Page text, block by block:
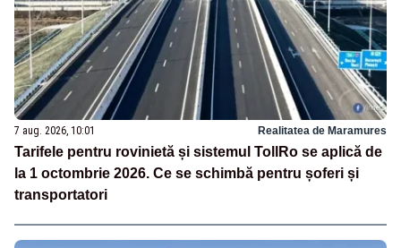
7 aug. 2026, 10:01 Realitatea de Maramures
Tarifele pentru rovinietă și sistemul TollRo se aplică de
la 1 octombrie 2026. Ce se schimbă pentru șoferi și
transportatori